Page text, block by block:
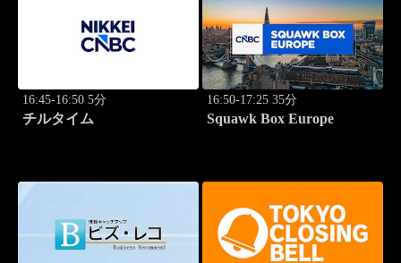
16:45-16:50 5分
チルタイム
16:50-17:25 35分
Squawk Box Europe